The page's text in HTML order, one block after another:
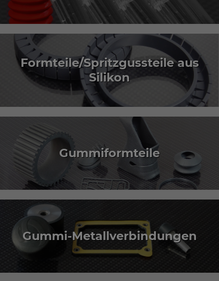
Formteile/Spritzgussteile aus
Silikon
Gummiformteile
Gummi-Metallverbindungen